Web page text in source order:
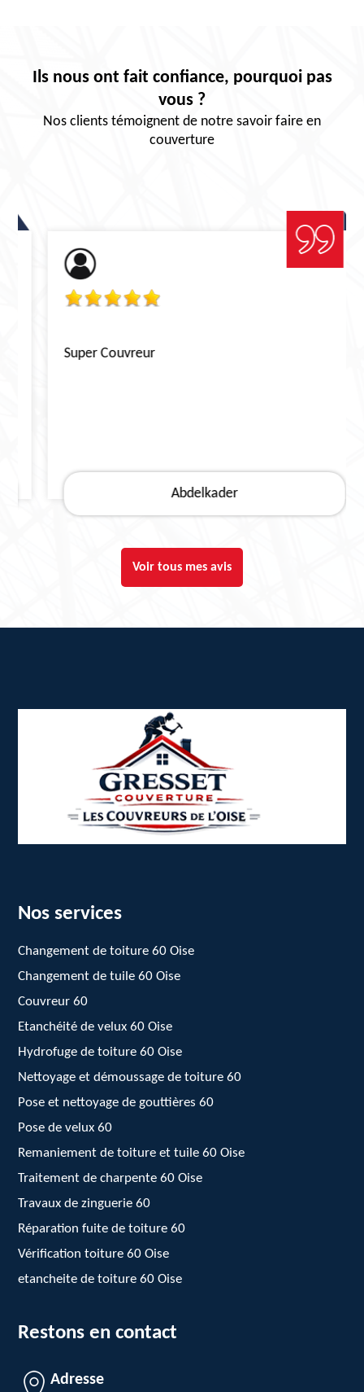
Ils nous ont fait confiance, pourquoi pas
vous ?
Nos clients témoignent de notre savoir faire en
couverture
Super Couvreur
Abdelkader
Voir tous mes avis
Nos services
Changement de toiture 60 Oise
Changement de tuile 60 Oise
Couvreur 60
Etanchéité de velux 60 Oise
Hydrofuge de toiture 60 Oise
Nettoyage et démoussage de toiture 60
Pose et nettoyage de gouttières 60
Pose de velux 60
Remaniement de toiture et tuile 60 Oise
Traitement de charpente 60 Oise
Travaux de zinguerie 60
Réparation fuite de toiture 60
Vérification toiture 60 Oise
etancheite de toiture 60 Oise
Restons en contact
Adresse